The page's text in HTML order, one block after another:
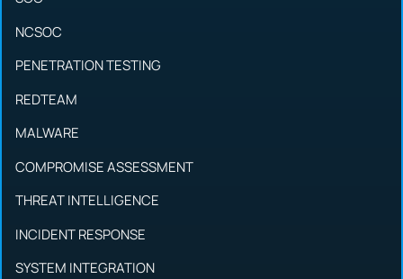
NCSOC
PENETRATION TESTING
REDTEAM
MALWARE
COMPROMISE ASSESSMENT
THREAT INTELLIGENCE
INCIDENT RESPONSE
SYSTEM INTEGRATION